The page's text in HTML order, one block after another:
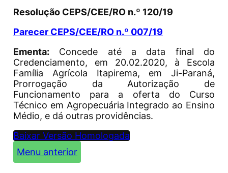
Resolução CEPS/CEE/RO n.º 120/19
Parecer CEPS/CEE/RO n.º 007/19
Ementa: Concede até a data final do
Credenciamento, em 20.02.2020, à Escola
Família Agrícola Itapirema, em Ji-Paraná,
Prorrogação da Autorização de
Funcionamento para a oferta do Curso
Técnico em Agropecuária Integrado ao Ensino
Médio, e dá outras providências.
Baixar Versão Homologada
Menu anterior